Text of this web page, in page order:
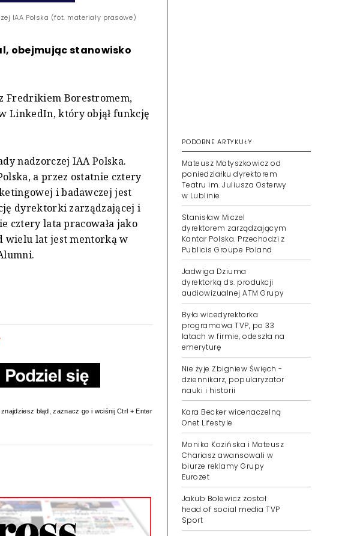
IAA Polska (fot. materiały prasowe)
obejmując stanowisko
Fredrikiem Borestromem,
LinkedIn, który objął funkcję
nadzorczej IAA Polska.
a przez ostatnie cztery
i badawczej jest
dyrektorki zarządzającej i
cztery lata pracowała jako
wielu lat jest mentorką w
błąd, zaznacz go i wciśnij Ctrl + Enter
PODOBNE ARTYKUŁY
Mateusz Matyszkowicz od
poniedziałku dyrektorem
Teatru im. Juliusza Osterwy
w Lublinie
Stanisław Miczel
dyrektorem zarządzającym
Kantar Polska. Przechodzi z
Publicis Groupe Poland
Jadwiga Dziuma
dyrektorką ds. produkcji
audiowizualnej ATM Grupy
Była wicedyrektorka
programowa TVP, po 33
latach w firmie, odeszła na
emeryturę
Nie żyje Zbigniew Święch -
dziennikarz, popularyzator
nauki i historii
Kara Becker wicenaczelną
Onet Lifestyle
Monika Kozińska i Mateusz
Chariasz awansowali w
biurze reklamy Grupy
Eurozet
Jakub Bolewicz został
head of social media TVP
Sport